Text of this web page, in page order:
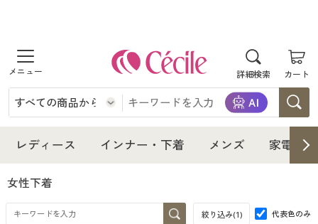
詳細検索 カート
商品を探す
レディース
レディースファッション
女性下着
インナー・下着
インナー・下着通販すべて
女性下着
メンズ
メンズ通販すべて
家電・雑貨
レディース インナー・下着 メンズ 家電・
女性下着
絞り込み(1) 代表色のみ